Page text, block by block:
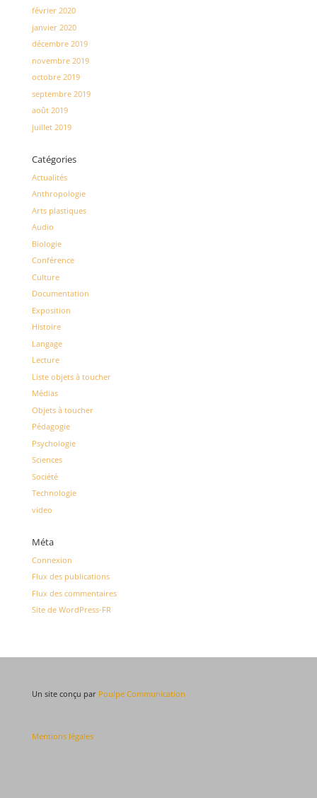
février 2020
janvier 2020
décembre 2019
novembre 2019
octobre 2019
septembre 2019
août 2019
juillet 2019
Catégories
Actualités
Anthropologie
Arts plastiques
Audio
Biologie
Conférence
Culture
Documentation
Exposition
Histoire
Langage
Lecture
Liste objets à toucher
Médias
Objets à toucher
Pédagogie
Psychologie
Sciences
Société
Technologie
video
Méta
Connexion
Flux des publications
Flux des commentaires
Site de WordPress-FR
Un site conçu par Poulpe Communication
Mentions légales